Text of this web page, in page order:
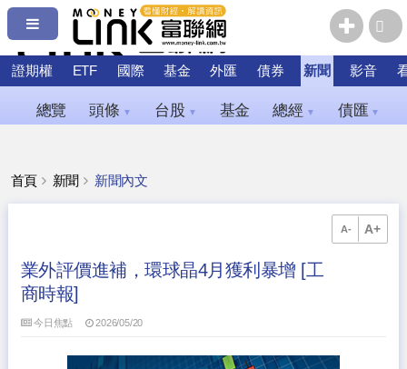
證期權 ETF 國際 基金 外匯 債券 新聞 影音
總覽 頭條 ▼ 台股 ▼ 基金 總經 ▼ 債匯 ▼
首頁 新聞 新聞內文
A- A+
業外評價進補，環球晶4月獲利暴增 [工
商時報]
今日焦點 2026/05/20